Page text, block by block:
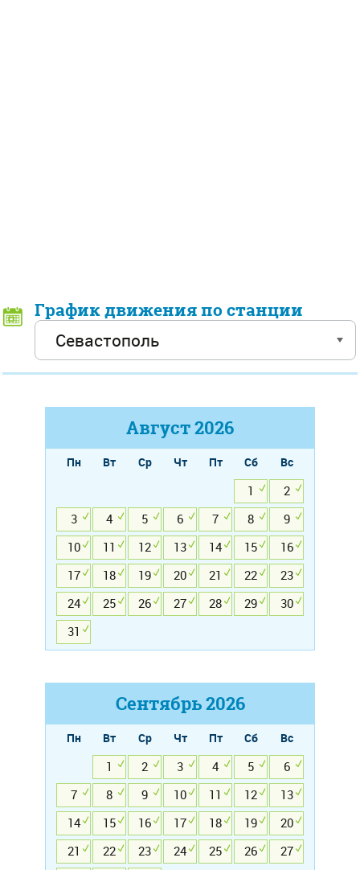
График движения по станции
Август2026
Пн Вт Ср Чт Пт Сб
Вс
1
2
3
4 5 6 7 8
9
10
11 12 13 14 15
16
17
18 19 20 21 22
23
24
25 26 27 28 29
30
31
Сентябрь2026
Пн Вт Ср Чт Пт Сб
Вс
1
2 3 4 5
6
7
8 9 10 11 12
13
14
15 16 17 18 19
20
21
22 23 24 25 26
27